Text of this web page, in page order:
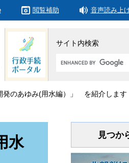
閲覧補助 音声読み上
サイト内検索
Google
タ
ム
発のあゆみ(用水編）」 を紹介します
水
見つか